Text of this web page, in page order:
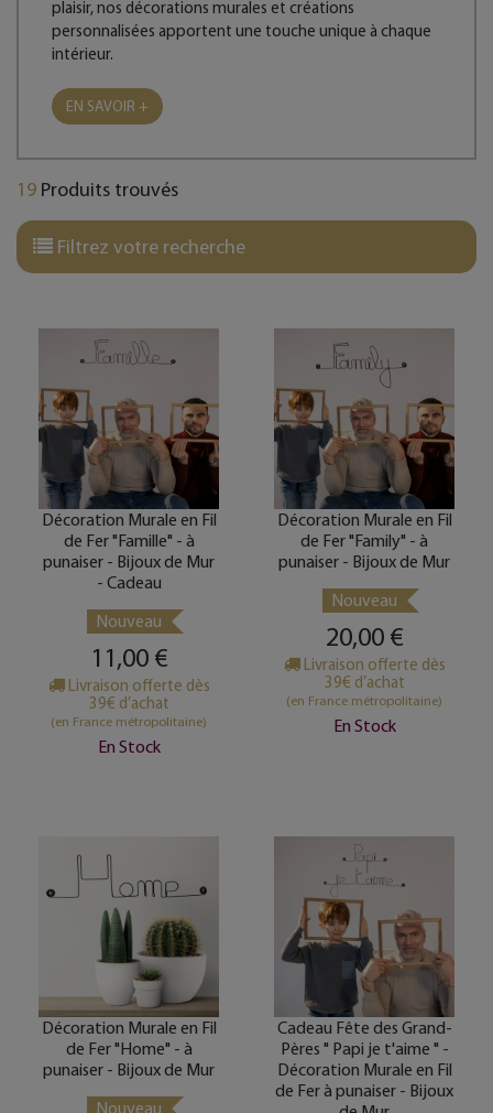
plaisir, nos décorations murales et créations
personnalisées apportent une touche unique à chaque
intérieur.
EN SAVOIR +
19 Produits trouvés
Filtrez votre recherche
Décoration Murale en Fil
de Fer "Famille" - à
punaiser - Bijoux de Mur
- Cadeau
Nouveau
11,00 €
Livraison offerte dès
39€ d’achat
(en France métropolitaine)
En Stock
Décoration Murale en Fil
de Fer "Family" - à
punaiser - Bijoux de Mur
Nouveau
20,00 €
Livraison offerte dès
39€ d’achat
(en France métropolitaine)
En Stock
Décoration Murale en Fil
de Fer "Home" - à
punaiser - Bijoux de Mur
Nouveau
Cadeau Fête des Grand-
Pères " Papi je t'aime " -
Décoration Murale en Fil
de Fer à punaiser - Bijoux